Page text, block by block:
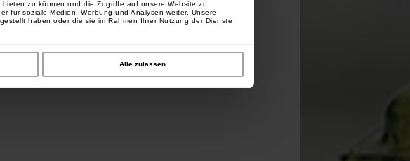
zu können und die Zugriffe auf unsere Website zu
für soziale Medien, Werbung und Analysen weiter. Unsere
haben oder die sie im Rahmen Ihrer Nutzung der Dienste
Alle zulassen